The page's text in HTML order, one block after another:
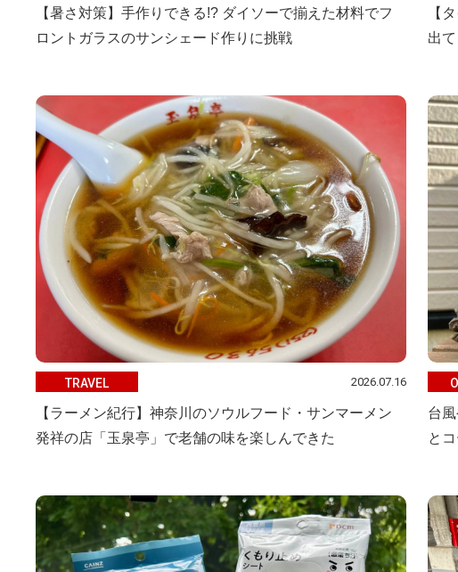
【暑さ対策】手作りできる!? ダイソーで揃えた材料でフ
ロントガラスのサンシェード作りに挑戦
【
出
TRAVEL 2026.07.16
【ラーメン紀行】神奈川のソウルフード・サンマーメン
発祥の店「玉泉亭」で老舗の味を楽しんできた
台
と